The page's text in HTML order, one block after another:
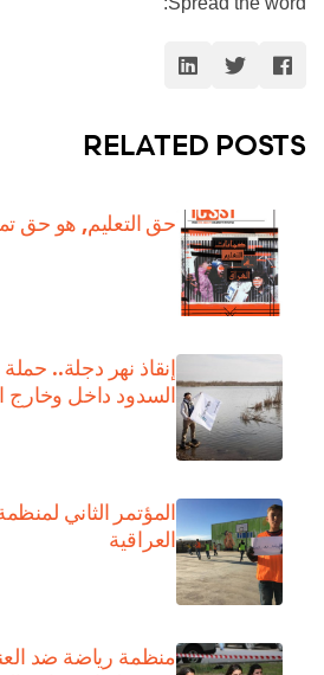
RELATED POSTS
حق التعليم, هو حق
إنقاذ نهر دجلة.. حملة
السدود داخل وخارج
المؤتمر الثاني
العراقية
منظمة رياضة ضد